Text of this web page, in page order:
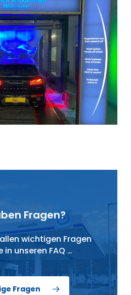
Fragen?
wichtigen Fragen
in unseren FAQ …
Fragen